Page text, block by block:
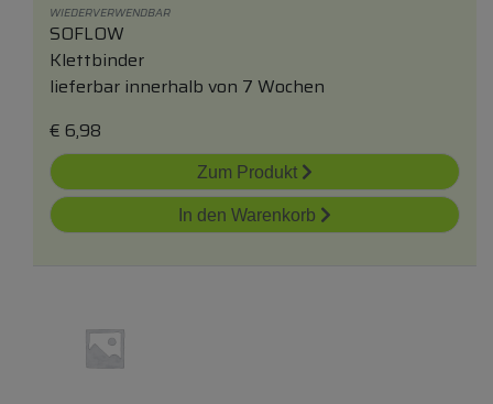
WIEDERVERWENDBAR
SOFLOW
Klettbinder
lieferbar innerhalb von 7 Wochen
€ 6,98
Zum Produkt
In den Warenkorb